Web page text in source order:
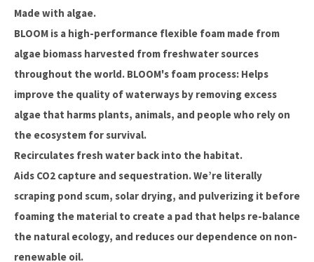
Made with algae.
BLOOM is a high-performance flexible foam made from
algae biomass harvested from freshwater sources
throughout the world. BLOOM's foam process: Helps
improve the quality of waterways by removing excess
algae that harms plants, animals, and people who rely on
the ecosystem for survival.
Recirculates fresh water back into the habitat.
Aids CO2 capture and sequestration. We’re literally
scraping pond scum, solar drying, and pulverizing it before
foaming the material to create a pad that helps re-balance
the natural ecology, and reduces our dependence on non-
renewable oil.